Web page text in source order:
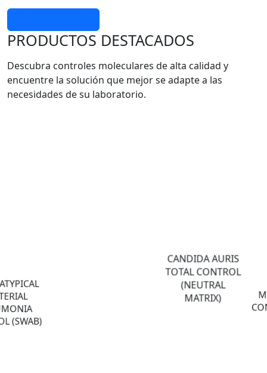
PRODUCTOS DESTACADOS
Descubra controles moleculares de alta calidad y
encuentre la solución que mejor se adapte a las
necesidades de su laboratorio.
(SWAB)
CANDIDA AURIS
TOTAL CONTROL
(NEUTRAL
MATRIX)